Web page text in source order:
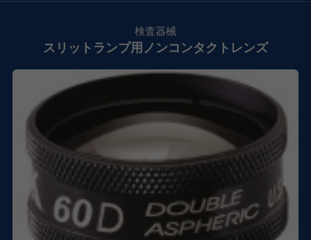
スリットランプ用ノンコンタクトレンズ